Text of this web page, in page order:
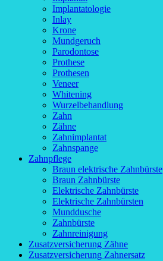
Implantatologie
Inlay
Krone
Mundgeruch
Parodontose
Prothese
Prothesen
Veneer
Whitening
Wurzelbehandlung
Zahn
Zähne
Zahnimplantat
Zahnspange
Zahnpflege
Braun elektrische Zahnbürste
Braun Zahnbürste
Elektrische Zahnbürste
Elektrische Zahnbürsten
Munddusche
Zahnbürste
Zahnreinigung
Zusatzversicherung Zähne
Zusatzversicherung Zahnersatz